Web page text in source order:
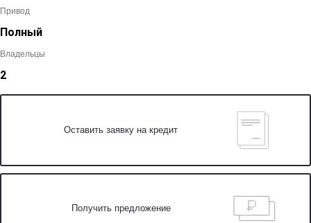
Привод
Полный
Владельцы
2
Оставить заявку на кредит
Получить предложение